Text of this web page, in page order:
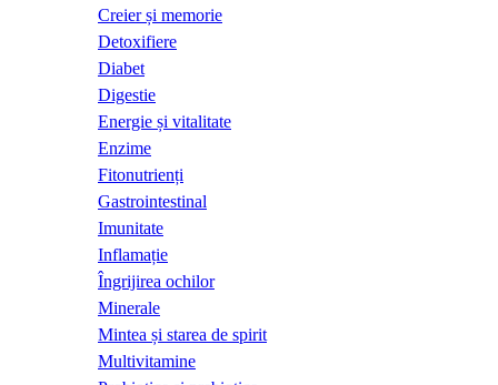
Creier și memorie
Detoxifiere
Diabet
Digestie
Energie și vitalitate
Enzime
Fitonutrienți
Gastrointestinal
Imunitate
Inflamație
Îngrijirea ochilor
Minerale
Mintea și starea de spirit
Multivitamine